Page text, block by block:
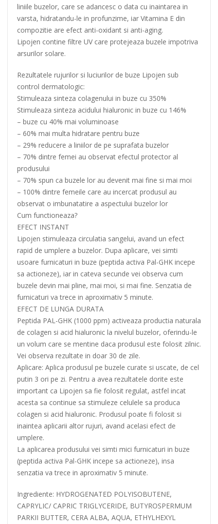
liniile buzelor, care se adancesc o data cu inaintarea in
varsta, hidratandu-le in profunzime, iar Vitamina E din
compozitie are efect anti-oxidant si anti-aging.
Lipojen contine filtre UV care protejeaza buzele impotriva
arsurilor solare.
Rezultatele rujurilor si luciurilor de buze Lipojen sub
control dermatologic:
Stimuleaza sinteza colagenului in buze cu 350%
Stimuleaza sinteza acidului hialuronic in buze cu 146%
– buze cu 40% mai voluminoase
– 60% mai multa hidratare pentru buze
– 29% reducere a liniilor de pe suprafata buzelor
– 70% dintre femei au observat efectul protector al
produsului
– 70% spun ca buzele lor au devenit mai fine si mai moi
– 100% dintre femeile care au incercat produsul au
observat o imbunatatire a aspectului buzelor lor
Cum functioneaza?
EFECT INSTANT
Lipojen stimuleaza circulatia sangelui, avand un efect
rapid de umplere a buzelor. Dupa aplicare, vei simti
usoare furnicaturi in buze (peptida activa Pal-GHK incepe
sa actioneze), iar in cateva secunde vei observa cum
buzele devin mai pline, mai moi, si mai fine. Senzatia de
furnicaturi va trece in aproximativ 5 minute.
EFECT DE LUNGA DURATA
Peptida PAL-GHK (1000 ppm) activeaza productia naturala
de colagen si acid hialuronic la nivelul buzelor, oferindu-le
un volum care se mentine daca produsul este folosit zilnic.
Vei observa rezultate in doar 30 de zile.
Aplicare: Aplica produsul pe buzele curate si uscate, de cel
putin 3 ori pe zi. Pentru a avea rezultatele dorite este
important ca Lipojen sa fie folosit regulat, astfel incat
acesta sa continue sa stimuleze celulele sa produca
colagen si acid hialuronic. Produsul poate fi folosit si
inaintea aplicarii altor rujuri, avand acelasi efect de
umplere.
La aplicarea produsului vei simti mici furnicaturi in buze
(peptida activa Pal-GHK incepe sa actioneze), insa
senzatia va trece in aproximativ 5 minute.
Ingrediente: HYDROGENATED POLYISOBUTENE,
CAPRYLIC/ CAPRIC TRIGLYCERIDE, BUTYROSPERMUM
PARKII BUTTER, CERA ALBA, AQUA, ETHYLHEXYL